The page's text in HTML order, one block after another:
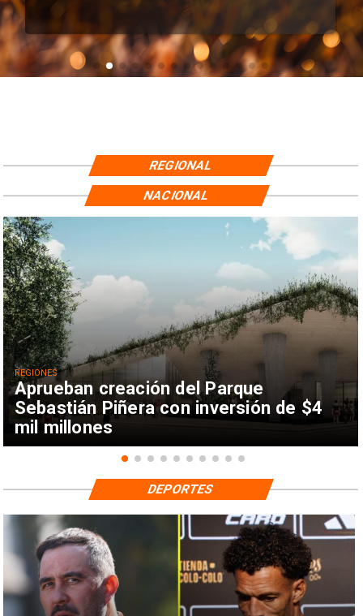
REGIONAL
Aprueban creación del Parque
Sebastián Piñera con inversión de $4
mil millones
REGIONES
NACIONAL
DEPORTES